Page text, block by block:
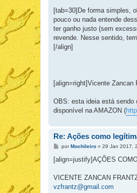
[tab=30]De forma simples,
pouco ou nada entende
ter ganho justo (sem
revende. Nesse sentido,
[/align]
[align=right]Vicente Zancan
OBS: esta ideia está sendo
disponível na AMAZON (
Re: Ações como
M
n
g
m
porMochileiro» 29 Jan 2017,
[align=justify]AÇÕES
VICENTE ZANCAN
vzfrantz@gmail.com